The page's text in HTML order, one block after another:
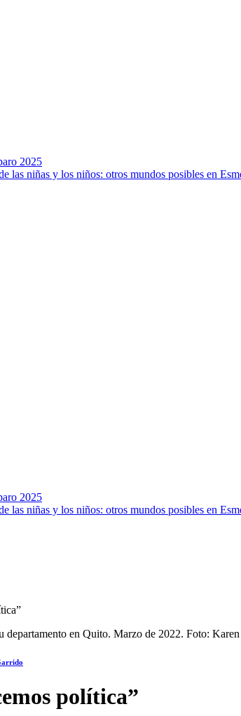
2025
las niñas y los niños: otros mundos posibles en
2025
las niñas y los niños: otros mundos posibles en
política”